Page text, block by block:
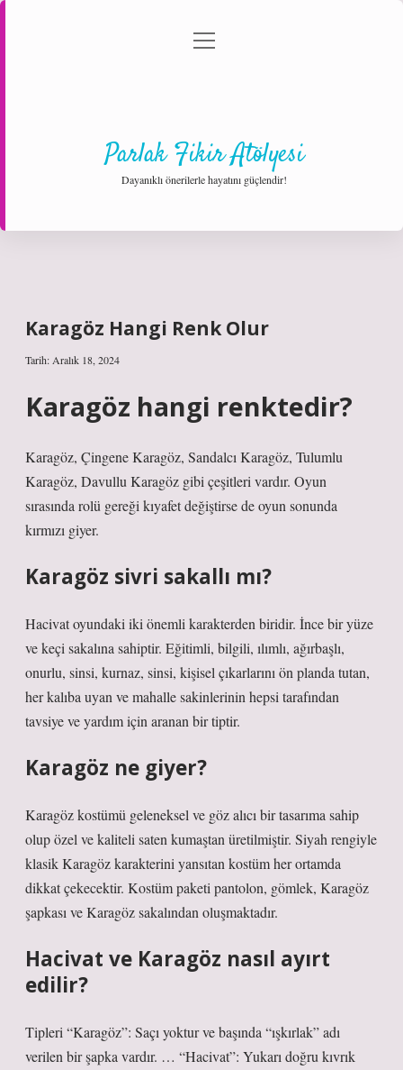
Gizlilik Politikası
menüyü
Parlak Fikir Atölyesi
Dayanıklı önerilerle hayatını güçlendir!
Karagöz Hangi Renk Olur
Tarih: Aralık 18, 2024
Karagöz hangi renktedir?
Karagöz, Çingene Karagöz, Sandalcı Karagöz, Tulumlu
Karagöz, Davullu Karagöz gibi çeşitleri vardır. Oyun
sırasında rolü gereği kıyafet değiştirse de oyun sonunda
kırmızı giyer.
Karagöz sivri sakallı mı?
Hacivat oyundaki iki önemli karakterden biridir. İnce bir yüze
ve keçi sakalına sahiptir. Eğitimli, bilgili, ılımlı, ağırbaşlı,
onurlu, sinsi, kurnaz, sinsi, kişisel çıkarlarını ön planda tutan,
her kalıba uyan ve mahalle sakinlerinin hepsi tarafından
tavsiye ve yardım için aranan bir tiptir.
Karagöz ne giyer?
Karagöz kostümü geleneksel ve göz alıcı bir tasarıma sahip
olup özel ve kaliteli saten kumaştan üretilmiştir. Siyah rengiyle
klasik Karagöz karakterini yansıtan kostüm her ortamda
dikkat çekecektir. Kostüm paketi pantolon, gömlek, Karagöz
şapkası ve Karagöz sakalından oluşmaktadır.
Hacivat ve Karagöz nasıl ayırt
edilir?
Tipleri “Karagöz”: Saçı yoktur ve başında “ışkırlak” adı
verilen bir şapka vardır. … “Hacivat”: Yukarı doğru kıvrık